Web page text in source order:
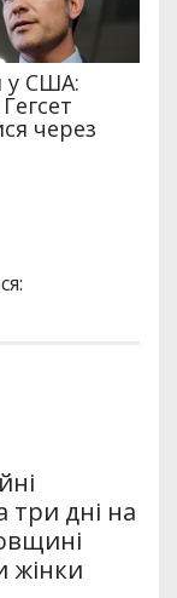
три дні на
жінки